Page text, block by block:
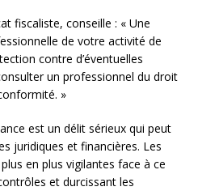
fiscaliste, conseille : « Une
de votre activité de
contre d’éventuelles
un professionnel du droit
»
est un délit sérieux qui peut
juridiques et financières. Les
en plus vigilantes face à ce
et durcissant les